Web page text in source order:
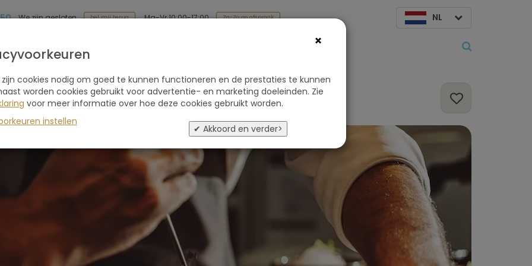
We zijn gesloten bel mij terug Ma-Vr 10:00-17:00 Za-Zo op afspraak NL
Soort reis Over ons
×
zijn cookies nodig om goed te kunnen functioneren en de prestaties te kunnen
worden cookies gebruikt voor advertentie- en marketing doeleinden. Zie
voor meer informatie over hoe deze cookies gebruikt worden.
instellen
✔ Akkoord en verder>